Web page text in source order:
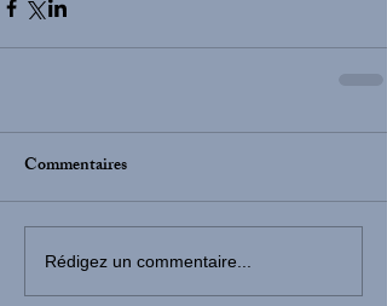
Commentaires
Rédigez un commentaire...